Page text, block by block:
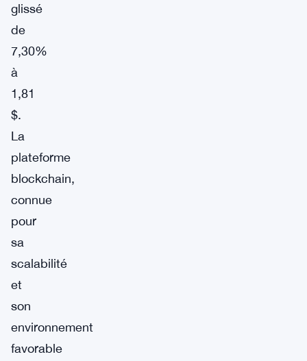
glissé
de
7,30%
à
1,81
$.
La
plateforme
blockchain,
connue
pour
sa
scalabilité
et
son
environnement
favorable